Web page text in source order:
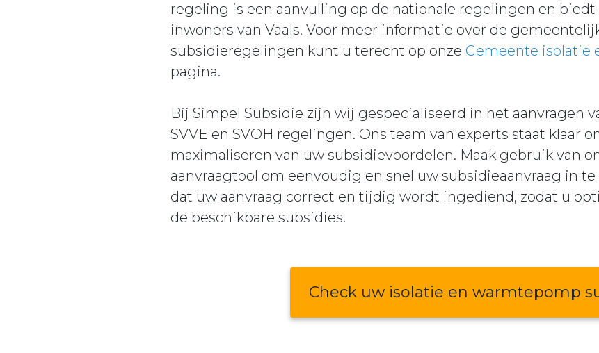
regeling is een aanvulling op de nationale regelingen en biedt
inwoners van Vaals. Voor meer informatie over de
subsidieregelingen kunt u terecht op onze Gemeente isolatie
pagina.
Bij Simpel Subsidie zijn wij gespecialiseerd in het aanvragen
SVVE en SVOH regelingen. Ons team van experts staat klaar
maximaliseren van uw subsidievoordelen. Maak gebruik van
aanvraagtool om eenvoudig en snel uw subsidieaanvraag in
dat uw aanvraag correct en tijdig wordt ingediend, zodat u
de beschikbare subsidies.
Check uw isolatie en warmtepomp